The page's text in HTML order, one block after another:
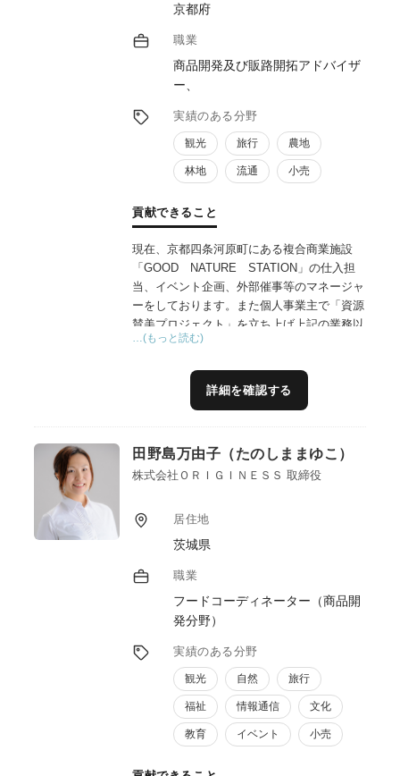
京都府
職業
商品開発及び販路開拓アドバイザ
ー、
実績のある分野
観光 旅行 農地
林地 流通 小売
貢献できること
現在、京都四条河原町にある複合商業施設
「GOOD NATURE STATION」の仕入担
当、イベント企画、外部催事等のマネージャ
ーをしております。また個人事業主で「資源
賛美プロジェクト」を立ち上げ上記の業務以
外に「作り手」「買い手」「売り手」がすべ
客様が「買いたい！」と思うポイントを重視
した開発のサポートをしてきました。また、
Ｃサイクルで商品開発、仕入計画をしてきま
した。その土地にある未使用資源を開拓し、
のプランを考え、現場主義で供に寄り添いな
がらサポートする事ができます。
…(もっと読む)
詳細を確認する
田野島万由子（たのしままゆこ）
株式会社ＯＲＩＧＩＮＥＳＳ 取締役
居住地
茨城県
職業
フードコーディネーター（商品開
発分野）
実績のある分野
観光 自然 旅行
福祉 情報通信 文化
教育 イベント 小売